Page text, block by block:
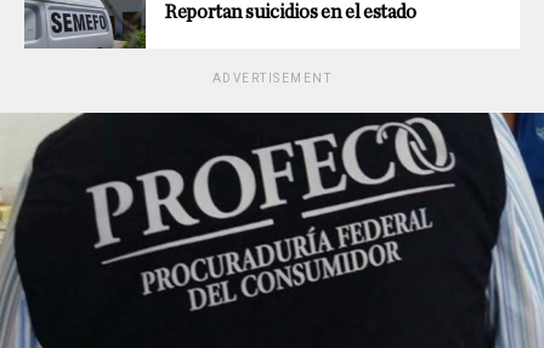
Reportan suicidios en el estado
ADVERTISEMENT